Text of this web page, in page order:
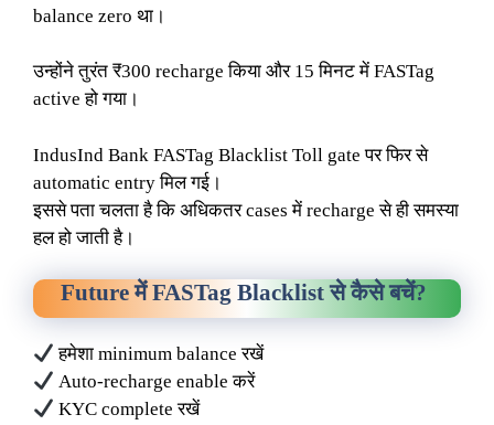
balance zero था।
उन्होंने तुरंत ₹300 recharge किया और 15 मिनट में FASTag
active हो गया।
IndusInd Bank FASTag Blacklist Toll gate पर फिर से
automatic entry मिल गई।
इससे पता चलता है कि अधिकतर cases में recharge से ही समस्या
हल हो जाती है।
Future में FASTag Blacklist से कैसे बचें?
हमेशा minimum balance रखें
Auto-recharge enable करें
KYC complete रखें